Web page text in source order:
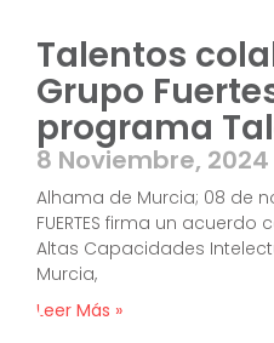
Talentos
Grupo
programa
8 Noviembre, 2024
Alhama de Murcia; 08 de
FUERTES firma un
Altas Capacidades
Murcia,
Leer Más »